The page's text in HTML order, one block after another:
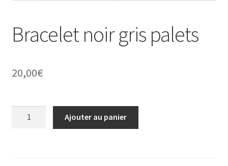
Bracelet noir gris palets
20,00€
Ajouter au panier